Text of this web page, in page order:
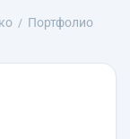
Портфолио